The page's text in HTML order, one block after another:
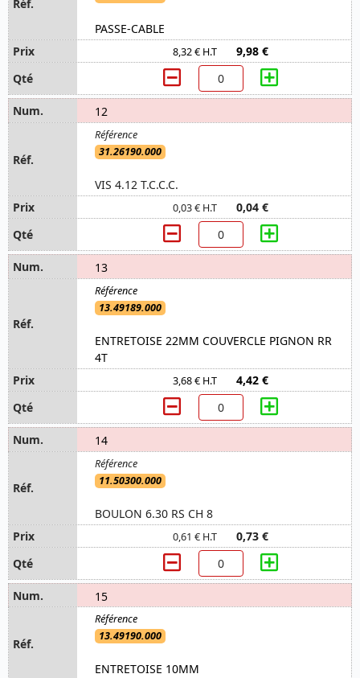
PASSE-CABLE
8,32 € H.T 9,98 €
12
31.26190.000
VIS 4.12 T.C.C.C.
0,03 € H.T 0,04 €
13
13.49189.000
ENTRETOISE 22MM COUVERCLE PIGNON RR
4T
3,68 € H.T 4,42 €
14
11.50300.000
BOULON 6.30 RS CH 8
0,61 € H.T 0,73 €
15
13.49190.000
ENTRETOISE 10MM